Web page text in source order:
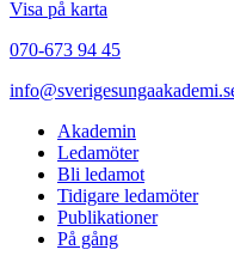
Visa på karta
070-673 94 45
Akademin
Ledamöter
Bli ledamot
Tidigare ledamöter
Publikationer
På gång